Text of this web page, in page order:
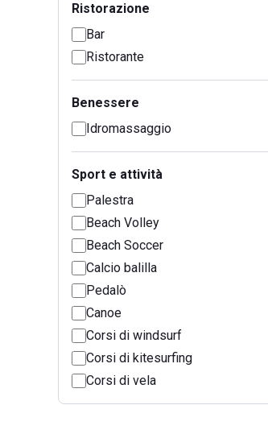
Ristorazione
Bar
Ristorante
Benessere
Idromassaggio
Sport e attività
Palestra
Beach Volley
Beach Soccer
Calcio balilla
Pedalò
Canoe
Corsi di windsurf
Corsi di kitesurfing
Corsi di vela